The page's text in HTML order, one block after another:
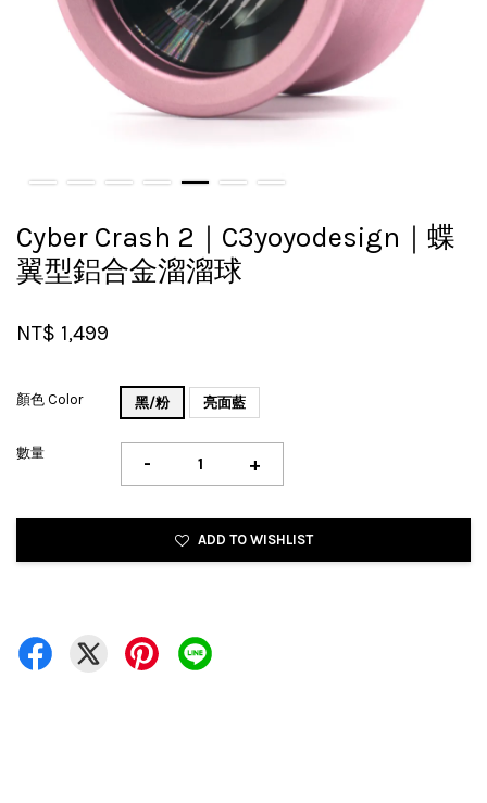
Cyber Crash 2｜C3yoyodesign｜蝶
翼型鋁合金溜溜球
NT$ 1,499
顏色 Color 黑/粉 亮面藍
數量 - +
ADD TO WISHLIST